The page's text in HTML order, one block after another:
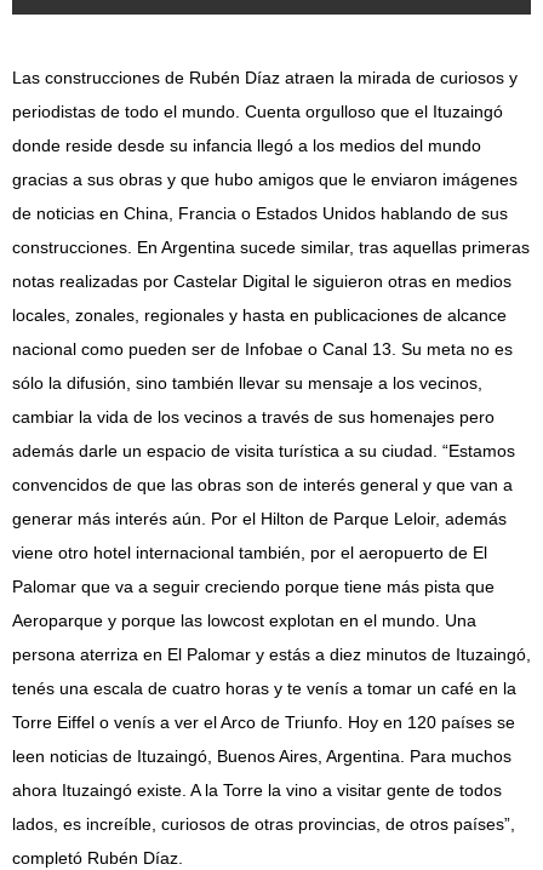
Las construcciones de Rubén Díaz atraen la mirada de curiosos y
periodistas de todo el mundo. Cuenta orgulloso que el Ituzaingó
donde reside desde su infancia llegó a los medios del mundo
gracias a sus obras y que hubo amigos que le enviaron imágenes
de noticias en China, Francia o Estados Unidos hablando de sus
construcciones. En Argentina sucede similar, tras aquellas primeras
notas realizadas por Castelar Digital le siguieron otras en medios
locales, zonales, regionales y hasta en publicaciones de alcance
nacional como pueden ser de Infobae o Canal 13. Su meta no es
sólo la difusión, sino también llevar su mensaje a los vecinos,
cambiar la vida de los vecinos a través de sus homenajes pero
además darle un espacio de visita turística a su ciudad. “Estamos
convencidos de que las obras son de interés general y que van a
generar más interés aún. Por el Hilton de Parque Leloir, además
viene otro hotel internacional también, por el aeropuerto de El
Palomar que va a seguir creciendo porque tiene más pista que
Aeroparque y porque las lowcost explotan en el mundo. Una
persona aterriza en El Palomar y estás a diez minutos de Ituzaingó,
tenés una escala de cuatro horas y te venís a tomar un café en la
Torre Eiffel o venís a ver el Arco de Triunfo. Hoy en 120 países se
leen noticias de Ituzaingó, Buenos Aires, Argentina. Para muchos
ahora Ituzaingó existe. A la Torre la vino a visitar gente de todos
lados, es increíble, curiosos de otras provincias, de otros países”,
completó Rubén Díaz.